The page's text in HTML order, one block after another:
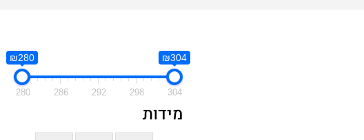
₪280 ₪304
280 286 292 298 304
מידות